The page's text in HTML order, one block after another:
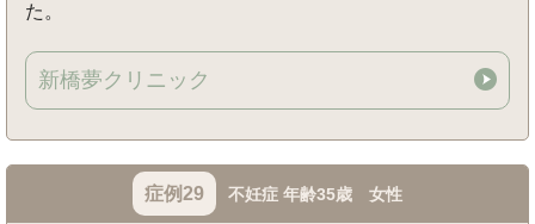
た。
新橋夢クリニック
症例29 不妊症 年齢35歳 女性